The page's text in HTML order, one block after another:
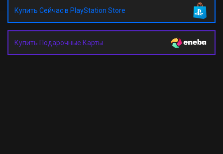
Купить Сейчас в PlayStation Store
Купить Подарочные Карты